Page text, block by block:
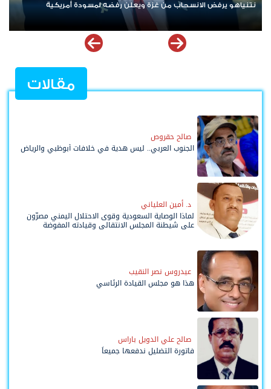
ردا على «خروقات» حزب الله.. إسرائيل تشن ضربات على جنوب لبنان
مقالات
صالح حقروص
الجنوب العربي.. ليس هدية في خلافات أبوظبي والرياض
د. أمين العلياني
لماذا الوصاية السعودية وقوى الاحتلال اليمني مصرّون
على شيطنة المجلس الانتقالي وقيادته المفوضة
عيدروس نصر النقيب
هذا هو مجلس القيادة الرئاسي
صالح علي الدويل باراس
فاتورة التضليل ندفعها جميعاً